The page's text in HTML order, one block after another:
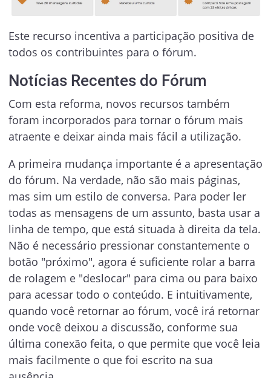
Este recurso incentiva a participação positiva de
todos os contribuintes para o fórum.
Notícias Recentes do Fórum
Com esta reforma, novos recursos também
foram incorporados para tornar o fórum mais
atraente e deixar ainda mais fácil a utilização.
A primeira mudança importante é a apresentação
do fórum. Na verdade, não são mais páginas,
mas sim um estilo de conversa. Para poder ler
todas as mensagens de um assunto, basta usar a
linha de tempo, que está situada à direita da tela.
Não é necessário pressionar constantemente o
botão "próximo", agora é suficiente rolar a barra
de rolagem e "deslocar" para cima ou para baixo
para acessar todo o conteúdo. E intuitivamente,
quando você retornar ao fórum, você irá retornar
onde você deixou a discussão, conforme sua
última conexão feita, o que permite que você leia
mais facilmente o que foi escrito na sua